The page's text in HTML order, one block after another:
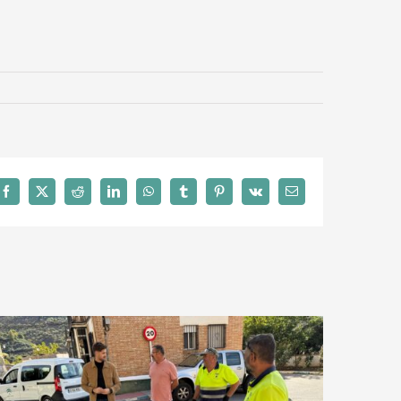
Facebook
X Reddit LinkedInWhatsAppTumblrPinterest
Vk
Correo